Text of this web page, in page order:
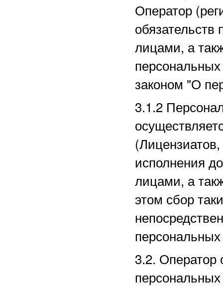
Оператор
лицами, а
законом "О
3.1.2
исполнения
лицами, а
этом сбор
3.2. Оператор